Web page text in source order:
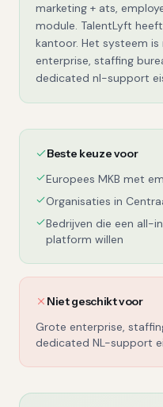
marketing + ats,
module. TalentLyft
kantoor. Het systeem
enterprise, staffing
dedicated nl-support
Beste keuze voor
Europees MKB met
Organisaties in
Bedrijven die een all-
platform willen
Niet geschikt voor
Grote enterprise,
dedicated NL-support